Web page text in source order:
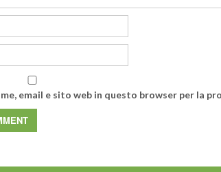
email e sito web in questo browser per la